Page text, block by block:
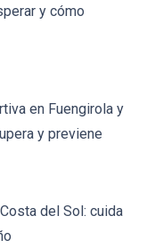
y cómo
en Fuengirola y
y previene
del Sol: cuida